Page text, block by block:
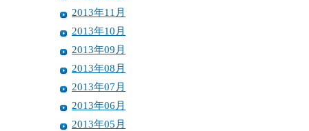
2013年11月
2013年10月
2013年09月
2013年08月
2013年07月
2013年06月
2013年05月